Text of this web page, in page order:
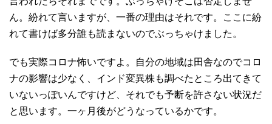
ん。紛れて言いますが、一番の理由はそれです。ここに紛
れて書けば多分誰も読まないのでぶっちゃけました。
でも実際コロナ怖いですよ。自分の地域は田舎なのでコロ
ナの影響は少なく、インド変異株も調べたところ出てきて
いないっぽいんですけど、それでも予断を許さない状況だ
と思います。一ヶ月後がどうなっているかです。